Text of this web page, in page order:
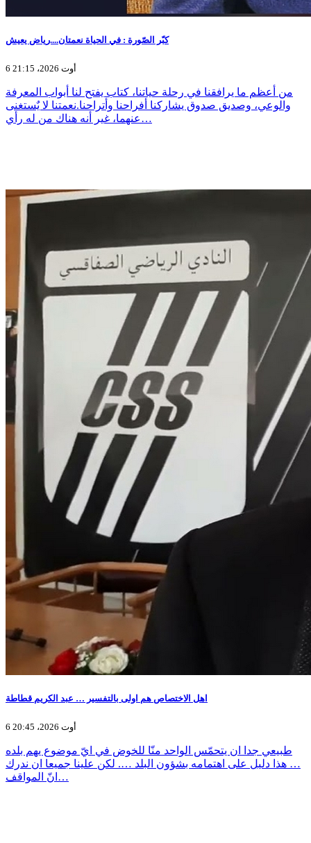
كبّر الصّورة : في الحياة نعمتان....رياض يعيش
6 أوت 2026، 21:15
من أعظم ما يرافقنا في رحلة حياتنا، كتاب يفتح لنا أبواب المعرفة
والوعي، وصديق صدوق يشاركنا أفراحنا وأتراحنا.نعمتنا لا يٌستغنى
عنهما، غير أنه هناك من له رأي…
اهل الاختصاص هم اولى بالتفسير … عبد الكريم قطاطة
6 أوت 2026، 20:45
طبيعي جدا ان يتحمّس الواحد منّا للخوض في ايّ موضوع يهم بلده
… هذا دليل على اهتمامه بشؤون البلد …. لكن علينا جميعا ان ندرك
انّ المواقف…